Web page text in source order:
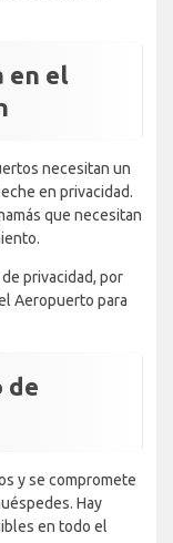
en el
necesitan un
en privacidad.
que necesitan
privacidad, por
Aeropuerto para
de
y se compromete
Hay
en todo el